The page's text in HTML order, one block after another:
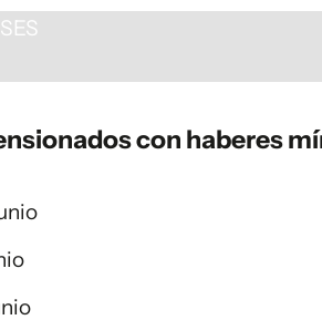
con haberes